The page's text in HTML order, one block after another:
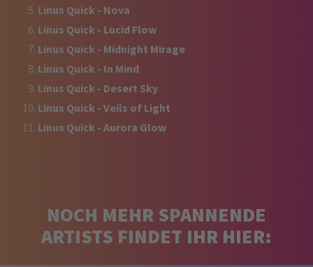
Linus Quick - Nova
Linus Quick - Lucid Flow
Linus Quick - Midnight Mirage
Linus Quick - In Mind
Linus Quick - Desert Sky
Linus Quick - Veils of Light
Linus Quick - Aurora Glow
NOCH MEHR SPANNENDE
ARTISTS FINDET IHR HIER: